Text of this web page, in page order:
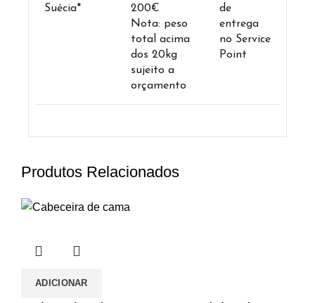
Suécia*
200€
Nota: peso
total acima
dos 20kg
sujeito a
orçamento
de
entrega
no Service
Point
Produtos Relacionados
ADICIONAR